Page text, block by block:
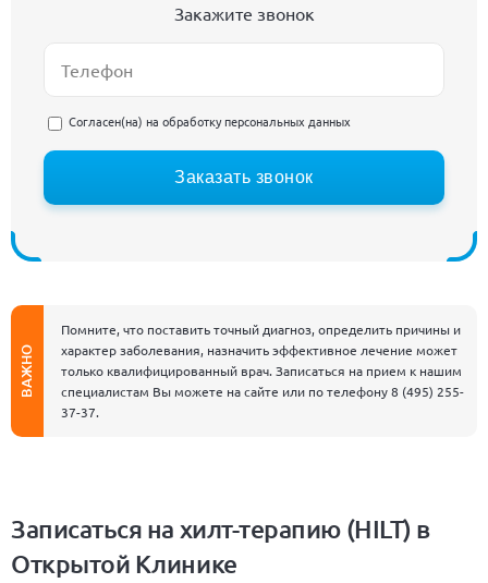
Закажите звонок
Согласен(на) на обработку персональных данных
Заказать звонок
ВАЖНО
Помните, что поставить точный диагноз, определить причины и
характер заболевания, назначить эффективное лечение может
только квалифицированный врач. Записаться на прием к нашим
специалистам Вы можете на сайте или по телефону8 (495) 255-
37-37.
Записаться на хилт-терапию (HILT) в
Открытой Клинике